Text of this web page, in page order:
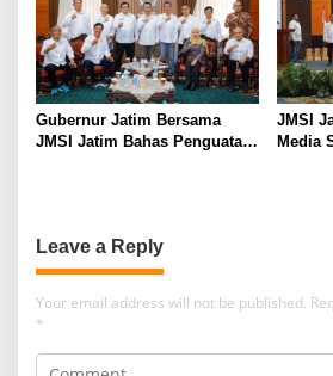
Gubernur Jatim Bersama
JMSI Jatim Bahas Penguatan
JMSI
Media
Leave a Reply
Your email address will not be published.
*